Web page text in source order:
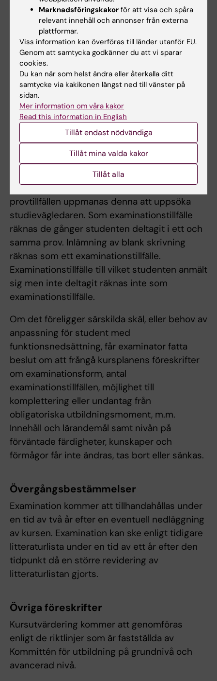
studenten deltagit i de obligatoriska
utbildningsinslagen eller tagit igen frånvaro i
enlighet med examinators anvisningar kan
inte studieresultaten slutrapporteras.
Frånvaro från ett obligatoriskt
utbildningsinslag kan innebära att den
studerande inte kan ta igen tillfället förrän
nästa gång kursen ges.
Begränsning av antal provtillfällen
Student som ej är godkänd efter ordinarie
examinationstillfälle har rätt att delta vid
ytterligare fem examinationstillfällen. Om
studenten ej är godkänd efter fyra
provtillfällen uppmanas denna att uppsöka
studievägledaren. Som examinationstillfälle
räknas de gånger studenten deltagit i ett och
samma prov. Inlämning av blank skrivning
räknas som ett examinationstillfälle.
Examinationstillfälle till vilket studenten anmält
sig men inte deltagit räknas inte som
examinationstillfälle.
Om det föreligger särskilda skäl, eller behov av
anpassning för student med
funktionsnedsättning, får examinator fatta
beslut om att frångå kursplanens föreskrifter
om examinationsform, antal
examinationstillfällen, möjlighet till
komplettering eller undantag från
obligatoriska utbildningsmoment, m.m.
Innehåll och lärandemål samt nivån på
förväntade färdigheter, kunskaper och
förmågor får inte ändras, tas bort eller sänkas.
Övergångsbestämmelser
Examination kommer att tillhandahållas under
en tid av två år efter en eventuell nedläggning
av kursen. Examination kan ske enligt tidigare
litteraturlista under en tid av ett år efter den
tidpunkt då en större revidering av
litteraturlistan gjorts.
Övriga föreskrifter
Kursutvärdering kommer att genomföras
enligt de riktlinjer som är fastställda av
Kommittén för utbildning på grundnivå och
avancerad nivå.
Marknadsföringskakor för att visa och spåra
relevant innehåll och annonser från externa
plattformar.
Viss information kan överföras till länder utanför EU.
Genom att samtycka godkänner du att vi sparar
cookies.
Du kan när som helst ändra eller återkalla ditt
samtycke via kakikonen längst ned till vänster på
sidan.
Mer information om våra kakor
Read this information in English
Tillåt endast nödvändiga
Tillåt mina valda kakor
Tillåt alla